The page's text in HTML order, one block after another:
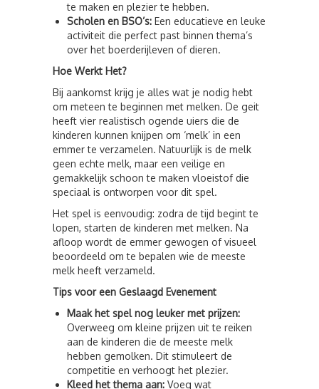
te maken en plezier te hebben.
Scholen en BSO’s: Een educatieve en leuke
activiteit die perfect past binnen thema’s
over het boerderijleven of dieren.
Hoe Werkt Het?
Bij aankomst krijg je alles wat je nodig hebt
om meteen te beginnen met melken. De geit
heeft vier realistisch ogende uiers die de
kinderen kunnen knijpen om ‘melk’ in een
emmer te verzamelen. Natuurlijk is de melk
geen echte melk, maar een veilige en
gemakkelijk schoon te maken vloeistof die
speciaal is ontworpen voor dit spel.
Het spel is eenvoudig: zodra de tijd begint te
lopen, starten de kinderen met melken. Na
afloop wordt de emmer gewogen of visueel
beoordeeld om te bepalen wie de meeste
melk heeft verzameld.
Tips voor een Geslaagd Evenement
Maak het spel nog leuker met prijzen:
Overweeg om kleine prijzen uit te reiken
aan de kinderen die de meeste melk
hebben gemolken. Dit stimuleert de
competitie en verhoogt het plezier.
Kleed het thema aan: Voeg wat